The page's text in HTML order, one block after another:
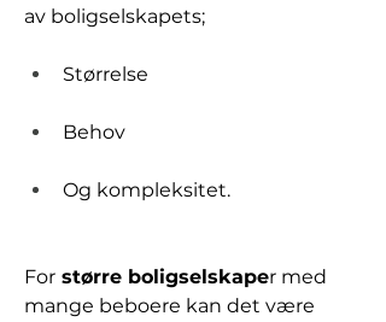
av boligselskapets;
Størrelse
Behov
Og kompleksitet.
For større boligselskaper med
mange beboere kan det være